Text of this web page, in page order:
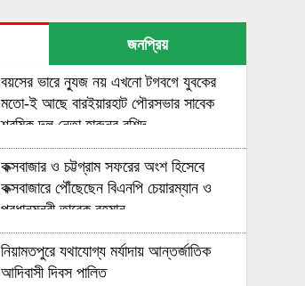
জনপ্রিয়
বয়সের ভারে ন্যুজ নয় এখনো টগবগে যুবকের
মতো-ই আছে বারইয়ারহাট পৌরসভার সাবেক
শ্রমিক দল নেতা হারুনুর রশিদ
কক্সবাজার ও চট্টগ্রাম সফরের অংশ হিসেবে
কক্সবাজারে পৌঁছেছেন বিএনপি চেয়ারম্যান ও
প্রধানমন্ত্রী তারেক রহমান
নিয়ামতপুরে যথাযোগ্য মর্যাদায় আন্তর্জাতিক
আদিবাসী দিবস পালিত